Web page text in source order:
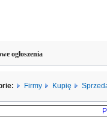
ogłoszenia
Firmy Kupię